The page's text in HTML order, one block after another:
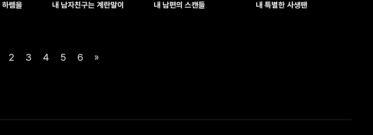
렘을
내 남자친구는 계란말이 내 남편의 스캔들 내 특별한 사생팬
2 3 4 5 6 »